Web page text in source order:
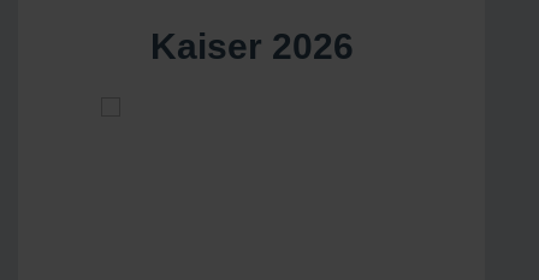
Kaiser 2026